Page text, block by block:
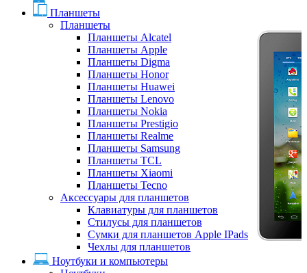
Планшеты
Планшеты
Планшеты Alcatel
Планшеты Apple
Планшеты Digma
Планшеты Honor
Планшеты Huawei
Планшеты Lenovo
Планшеты Nokia
Планшеты Prestigio
Планшеты Realme
Планшеты Samsung
Планшеты TCL
Планшеты Xiaomi
Планшеты Tecno
Аксессуары для планшетов
Клавиатуры для планшетов
Стилусы для планшетов
Сумки для планшетов Apple IPads
Чехлы для планшетов
Ноутбуки и компьютеры